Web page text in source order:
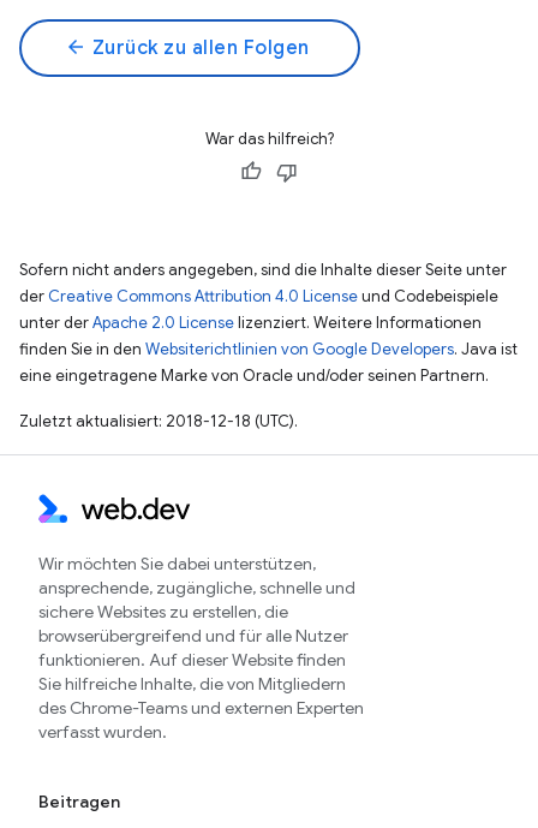
arrow_back Zurück zu allen Folgen
War das hilfreich?
Sofern nicht anders angegeben, sind die Inhalte dieser Seite unter
der Creative Commons Attribution 4.0 Licenseund Codebeispiele
unter derApache 2.0 Licenselizenziert. Weitere Informationen
finden Sie in den Websiterichtlinien von Google Developers. Java ist
eine eingetragene Marke von Oracle und/oder seinen Partnern.
Zuletzt aktualisiert: 2018-12-18 (UTC).
Wir möchten Sie dabei unterstützen,
ansprechende, zugängliche, schnelle und
sichere Websites zu erstellen, die
browserübergreifend und für alle Nutzer
funktionieren. Auf dieser Website finden
Sie hilfreiche Inhalte, die von Mitgliedern
des Chrome-Teams und externen Experten
verfasst wurden.
Beitragen